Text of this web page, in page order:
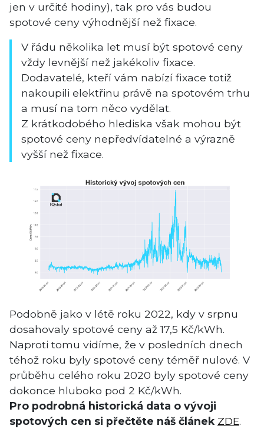
jen v určité hodiny), tak pro vás budou
spotové ceny výhodnější než fixace.
V řádu několika let musí být spotové ceny
vždy levnější než jakékoliv fixace.
Dodavatelé, kteří vám nabízí fixace totiž
nakoupili elektřinu právě na spotovém trhu
a musí na tom něco vydělat.
Z krátkodobého hlediska však mohou být
spotové ceny nepředvídatelné a výrazně
vyšší než fixace.
Podobně jako v létě roku 2022, kdy v srpnu
dosahovaly spotové ceny až 17,5 Kč/kWh.
Naproti tomu vidíme, že v posledních dnech
téhož roku byly spotové ceny téměř nulové. V
průběhu celého roku 2020 byly spotové ceny
dokonce hluboko pod 2 Kč/kWh.
Pro podrobná historická data o vývoji
spotových cen si přečtěte náš článek ZDE.